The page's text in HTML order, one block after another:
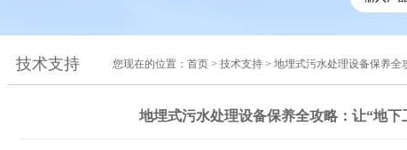
技术支持 您现在的位置： 首页 > 技术支持 > 地埋式污水处理设备保养全
地埋式污水处理设备保养全攻略：让“地下